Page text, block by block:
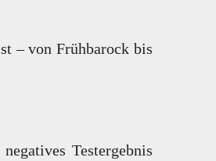
– von Frühbarock bis
Testergebnis